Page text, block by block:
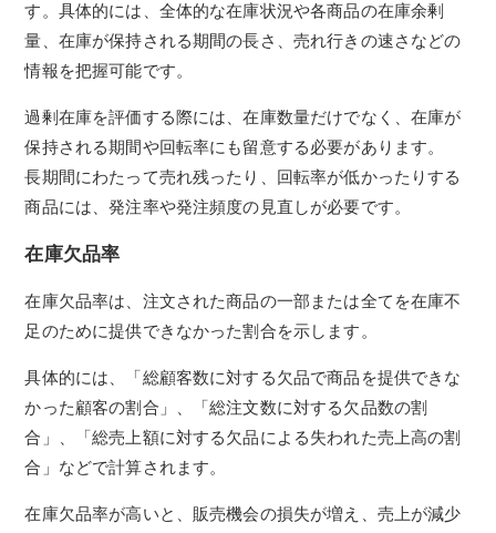
す。具体的には、全体的な在庫状況や各商品の在庫余剰
量、在庫が保持される期間の長さ、売れ行きの速さなどの
情報を把握可能です。
過剰在庫を評価する際には、在庫数量だけでなく、在庫が
保持される期間や回転率にも留意する必要があります。
長期間にわたって売れ残ったり、回転率が低かったりする
商品には、発注率や発注頻度の見直しが必要です。
在庫欠品率
在庫欠品率は、注文された商品の一部または全てを在庫不
足のために提供できなかった割合を示します。
具体的には、「総顧客数に対する欠品で商品を提供できな
かった顧客の割合」、「総注文数に対する欠品数の割
合」、「総売上額に対する欠品による失われた売上高の割
合」などで計算されます。
在庫欠品率が高いと、販売機会の損失が増え、売上が減少